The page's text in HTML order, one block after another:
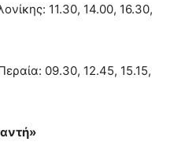
11.30, 14.00, 16.30,
09.30, 12.45, 15.15,